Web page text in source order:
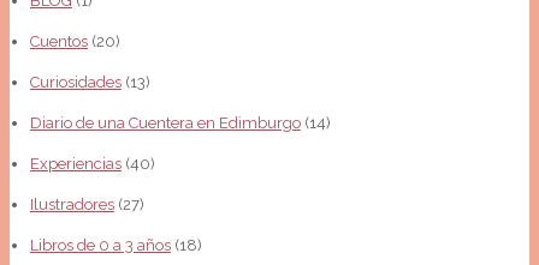
Cuentos(20)
Curiosidades(13)
Diario de una Cuentera en Edimburgo(14)
Experiencias(40)
Ilustradores(27)
Libros de 0 a 3 años(18)